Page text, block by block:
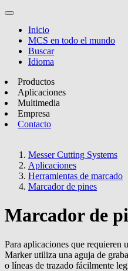
Inicio
MCS en todo el mundo
Buscar
Idioma
Productos
Aplicaciones
Multimedia
Empresa
Contacto
Messer Cutting Systems
Aplicaciones
Herramientas de marcado
Marcador de pines
Marcador de
Para aplicaciones que requieren
Marker utiliza una aguja de
o líneas de trazado fácilmente